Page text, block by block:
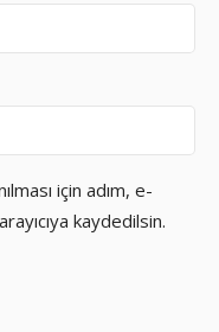
için adım, e-
kaydedilsin.